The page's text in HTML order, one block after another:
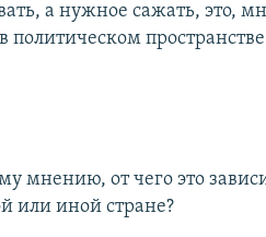
а нужное сажать, это,
политическом
мнению, от чего это
или иной стране?